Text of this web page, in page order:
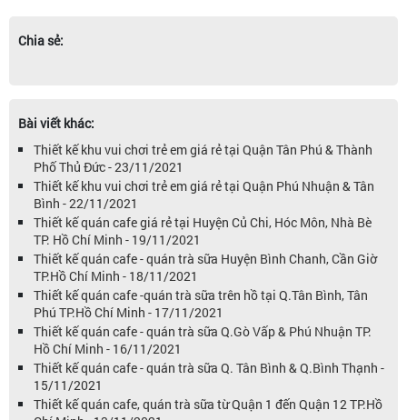
Chia sẻ:
Bài viết khác:
Thiết kế khu vui chơi trẻ em giá rẻ tại Quận Tân Phú & Thành
Phố Thủ Đức - 23/11/2021
Thiết kế khu vui chơi trẻ em giá rẻ tại Quận Phú Nhuận & Tân
Bình - 22/11/2021
Thiết kế quán cafe giá rẻ tại Huyện Củ Chi, Hóc Môn, Nhà Bè
TP. Hồ Chí Minh - 19/11/2021
Thiết kế quán cafe - quán trà sữa Huyện Bình Chanh, Cần Giờ
TP.Hồ Chí Minh - 18/11/2021
Thiết kế quán cafe -quán trà sữa trên hồ tại Q.Tân Bình, Tân
Phú TP.Hồ Chí Minh - 17/11/2021
Thiết kế quán cafe - quán trà sữa Q.Gò Vấp & Phú Nhuận TP.
Hồ Chí Minh - 16/11/2021
Thiết kế quán cafe - quán trà sữa Q. Tân Bình & Q.Bình Thạnh -
15/11/2021
Thiết kế quán cafe, quán trà sữa từ Quận 1 đến Quận 12 TP.Hồ